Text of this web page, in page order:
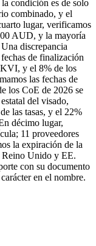
condición es de solo
combinado, y el
lugar, verificamos
AUD, y la mayoría
discrepancia
de finalización
y el 8% de los
las fechas de
los CoE de 2026 se
del visado,
las tasas, y el 22%
décimo lugar,
11 proveedores
la expiración de la
Reino Unido y EE.
con su documento
en el nombre.